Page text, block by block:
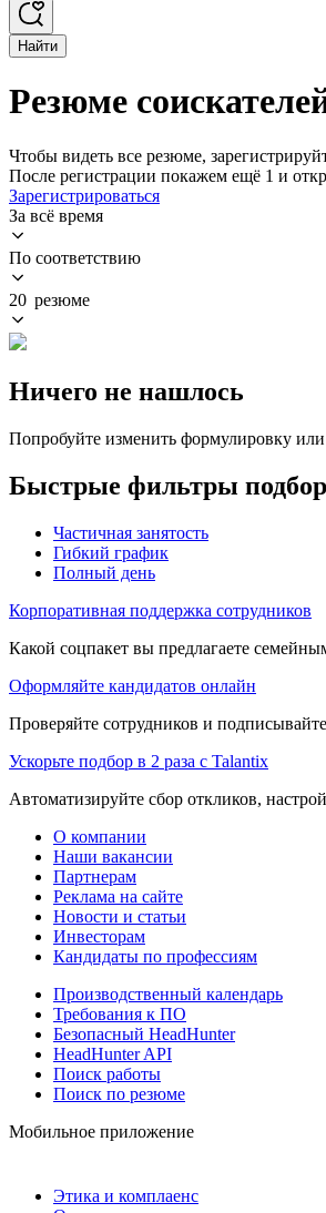
Найти
Резюме
Чтобы видеть все резюме,
После регистрации покажем ещё 1 и
Зарегистрироваться
За всё время
По соответствию
20 резюме
Ничего не нашлось
Попробуйте изменить формулировку
Быстрые фильтры
Частичная занятость
Гибкий график
Полный день
Корпоративная поддержка сотрудников
Какой соцпакет вы предлагаете
Оформляйте кандидатов онлайн
Проверяйте сотрудников и
Ускорьте подбор в 2 раза с Talantix
Автоматизируйте сбор откликов,
О компании
Наши вакансии
Партнерам
Реклама на сайте
Новости и статьи
Инвесторам
Кандидаты по профессиям
Производственный календарь
Требования к ПО
Безопасный HeadHunter
HeadHunter API
Поиск работы
Поиск по резюме
Мобильное приложение
Этика и комплаенс